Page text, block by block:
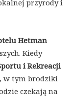
przyrody i
Hetman
Kiedy
i Rekreacji
w tym brodziki
czekają na